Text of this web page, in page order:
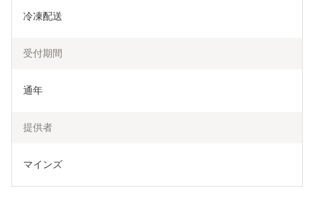
冷凍配送
受付期間
通年
提供者
マインズ